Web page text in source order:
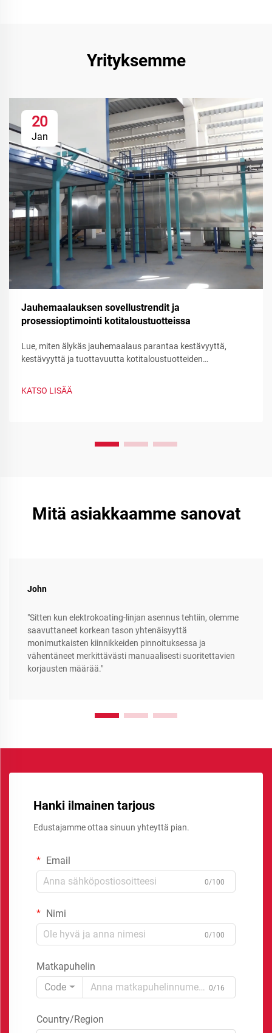
Yrityksemme
20
Jan
Jauhemaalauksen sovellustrendit ja
prosessioptimointi kotitaloustuotteissa
Lue, miten älykäs jauhemaalaus parantaa kestävyyttä,
kestävyyttä ja tuottavuutta kotitaloustuotteiden
värinvaihdon ja toiminnollisten jauhemaalauksien hyödyt –
KATSO LISÄÄ
Mitä asiakkaamme sanovat
John
"Sitten kun elektrokoating-linjan asennus tehtiin, olemme
saavuttaneet korkean tason yhtenäisyyttä
monimutkaisten kiinnikkeiden pinnoituksessa ja
vähentäneet merkittävästi manuaalisesti suoritettavien
korjausten määrää."
Hanki ilmainen tarjous
Edustajamme ottaa sinuun yhteyttä pian.
Email
0/100
Nimi
0/100
Matkapuhelin
Code
0/16
Country/Region